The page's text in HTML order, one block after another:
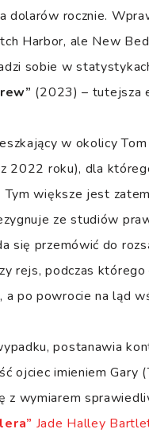
dolarów rocznie.
Harbor, ale New
sobie w
(2023) – tutejsza
w okolicy
z 2022 roku), dla
Tym większe jest
ze studiów
się przemówić do
rejs, podczas którego
a po powrocie na ląd
postanawia
ojciec imieniem Gary
z wymiarem
Jade Halley